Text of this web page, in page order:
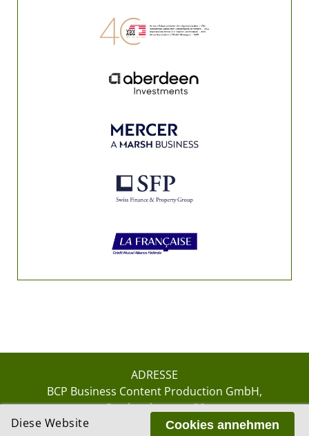
ADRESSE
BCP Business Content Production GmbH
Gotthardstrasse 38
8002 ZürichCookies annehmen
Diese Website